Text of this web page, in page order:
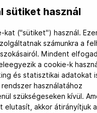
sportvezető olyan
vagy hatással
Kérjük, a
jelöljék a szervezett
vagy akár az
történt Fair
edzői,
sütiket használ
kat ("sütiket") használ.
számunkra a
Mindent
a cookie-k
és statisztikai adatokat
használatához
szükségeseken kívül.
elutasít, akkor átirányítjuk a